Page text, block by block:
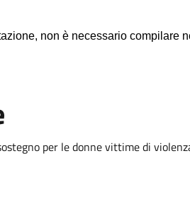
non è necessario compilare
per le donne vittime di